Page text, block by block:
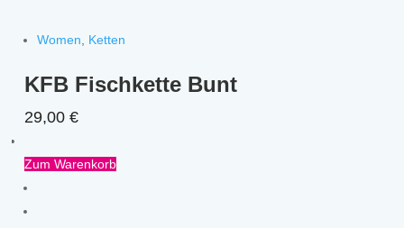
Women Ketten
KFB Fischkette Bunt
29,00€
Zum Warenkorb